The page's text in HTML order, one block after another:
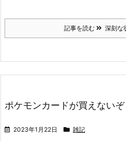
記事を読む 深刻な
ポケモンカードが買えないぞ
2023年1月22日 雑記